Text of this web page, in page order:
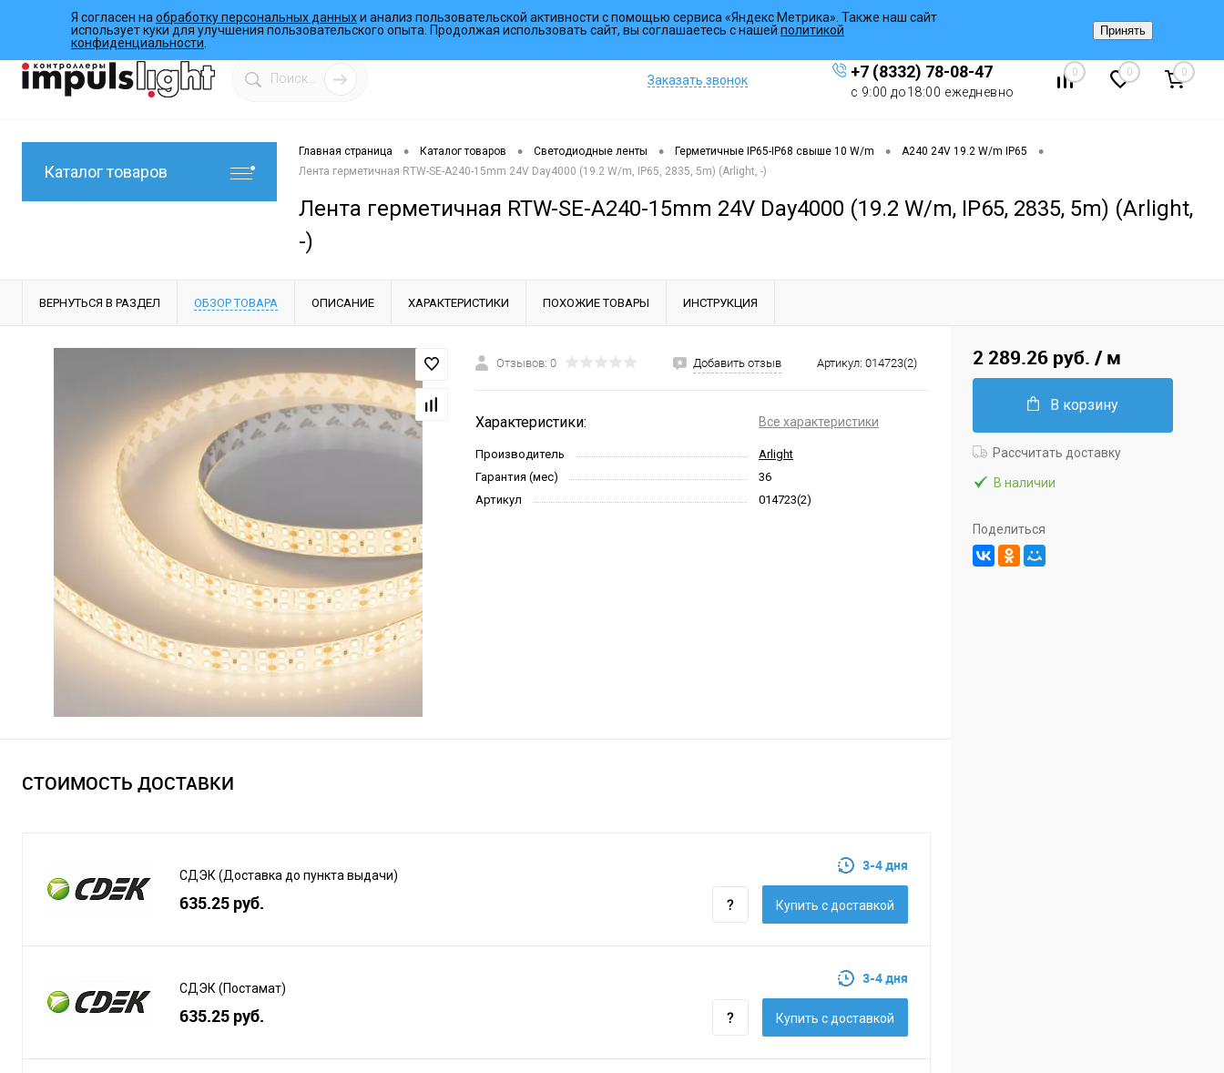
О компании Инструкции Работы Программы Коллекции Регистрация
Заказать звонок +7 (8332) 78-08-47
с 9:00 до18:00 ежедневно
0 0 0
Каталог товаров
Главная страница • Каталог товаров • Светодиодные ленты • Герметичные IP65-IP68 свыше 10 W/m • A240 24V 19.2 W/m IP65 •
Лента герметичная RTW-SE-A240-15mm 24V Day4000 (19.2 W/m, IP65, 2835, 5m) (Arlight, -)
Лента герметичная RTW-SE-A240-15mm 24V Day4000 (19.2 W/m, IP65, 2835, 5m) (Arlight,
-)
ВЕРНУТЬСЯ В РАЗДЕЛ ОБЗОР ТОВАРА ОПИСАНИЕ ХАРАКТЕРИСТИКИ ПОХОЖИЕ ТОВАРЫ ИНСТРУКЦИЯ
Отзывов: 0 Добавить отзыв Артикул: 014723(2)
Характеристики: Все характеристики
Производитель
Arlight
Гарантия (мес)
36
Артикул
014723(2)
СТОИМОСТЬ ДОСТАВКИ
СДЭК (Доставка до пункта выдачи)
635.25 руб.
3-4 дня
Купить c доставкой
СДЭК (Постамат)
635.25 руб.
3-4 дня
Купить c доставкой
2 289.26 руб. / м
В корзину
Рассчитать доставку
В наличии
Поделиться
Я согласен на обработку персональных данныхи анализ пользовательской активности с помощью сервиса «Яндекс Метрика». Также наш сайт
использует куки для улучшения пользовательского опыта. Продолжая использовать сайт, вы соглашаетесь с нашей политикой
конфиденциальности
Принять